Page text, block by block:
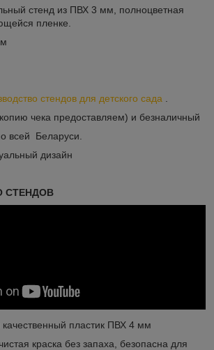
стенд из ПВХ 3 мм, полноцветная
пленке.
стендов для детского сада .
чека предоставляем) и безналичный
всей Беларуси.
дизайн
СТЕНДОВ
пластик ПВХ 4 мм
краска без запаха, безопасна для